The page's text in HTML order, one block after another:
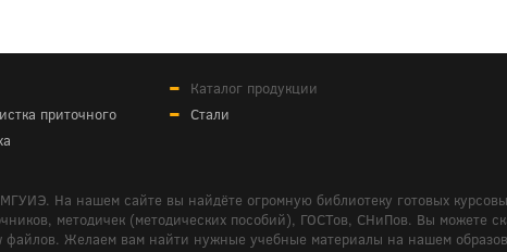
приточного
Каталог продукции
Стали
МГУИЭ. На нашем сайте вы найдёте огромную библиотеку готовых
методичек (методических пособий), ГОСТов, СНиПов. Вы можете
Желаем вам найти нужные учебные материалы на нашем